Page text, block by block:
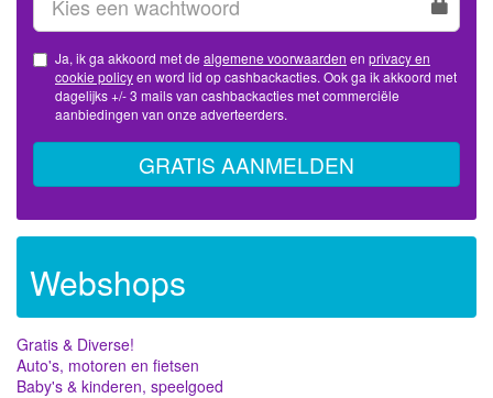
Ja, ik ga akkoord met de algemene voorwaarden en privacy en
cookie policy
dagelijks +/- 3 mails van cashbackacties met commerciële
aanbiedingen van onze adverteerders.
GRATIS AANMELDEN
Webshops
Gratis & Diverse!
Auto's, motoren en fietsen
Baby's & kinderen, speelgoed